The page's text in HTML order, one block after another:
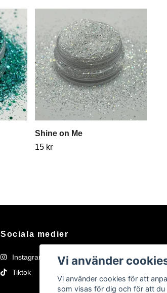
Shine on Me
15 kr
Sociala medier
Instagram
Tiktok
Vi använder
Vi använder cookies för att
som visas för dig och för att du